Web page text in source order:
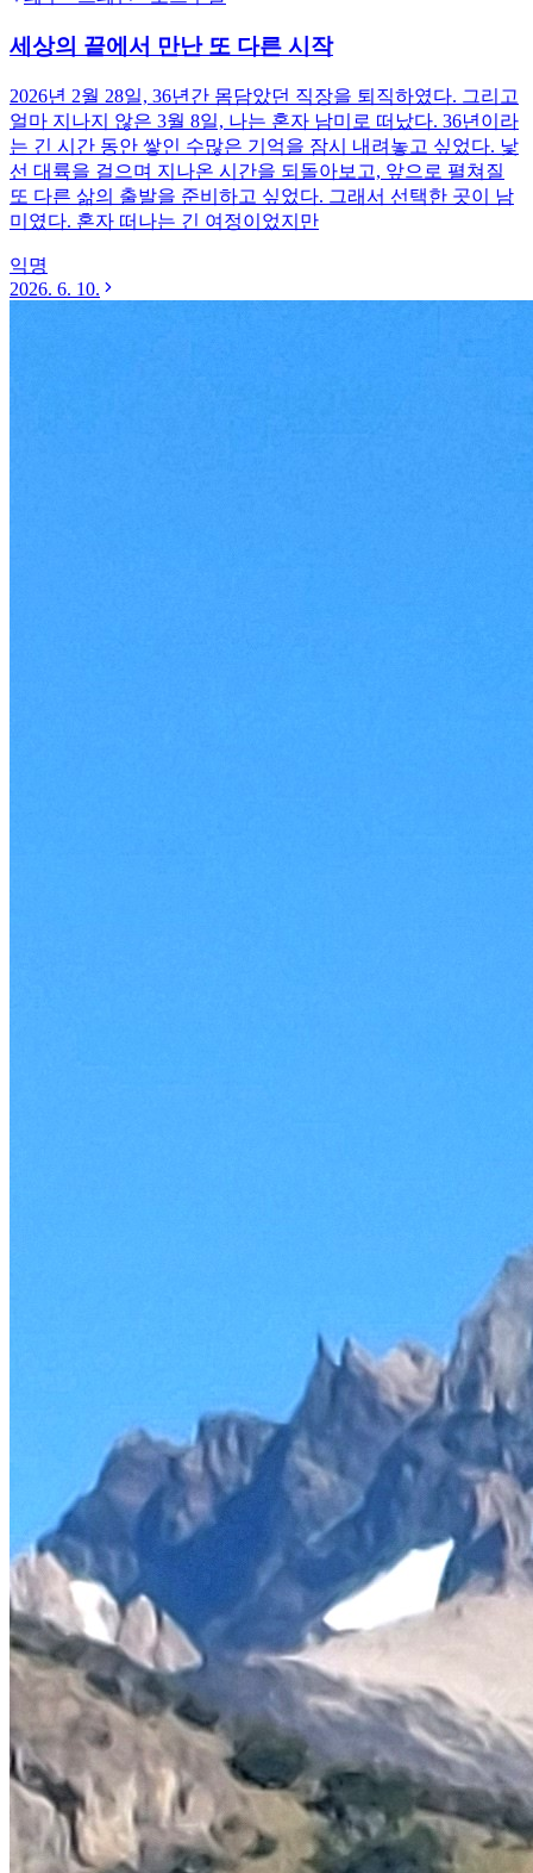
세상의 끝에서 만난 또 다른 시작
2026년 2월 28일, 36년간 몸담았던 직장을 퇴직하였다. 그리고
얼마 지나지 않은 3월 8일, 나는 혼자 남미로 떠났다. 36년이라
는 긴 시간 동안 쌓인 수많은 기억을 잠시 내려놓고 싶었다. 낯
선 대륙을 걸으며 지나온 시간을 되돌아보고, 앞으로 펼쳐질
또 다른 삶의 출발을 준비하고 싶었다. 그래서 선택한 곳이 남
미였다. 혼자 떠나는 긴 여정이었지만
익명
2026. 6. 10.